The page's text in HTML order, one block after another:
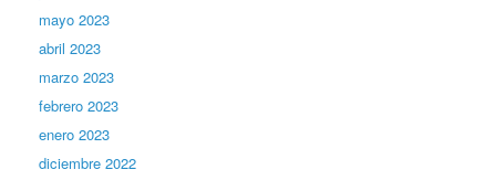
mayo 2023
abril 2023
marzo 2023
febrero 2023
enero 2023
diciembre 2022